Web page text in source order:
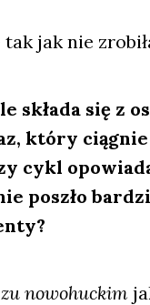
jak nie
skła­da się z
który ci
cykl
poszło
nowo­huc­kim